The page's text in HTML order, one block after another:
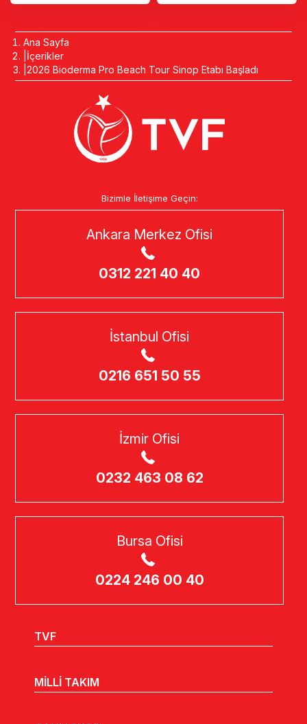
Ana Sayfa
İçerikler
2026 Bioderma Pro Beach Tour Sinop Etabı Başladı
Bizimle İletişime Geçin:
Ankara Merkez Ofisi
0312 221 40 40
İstanbul Ofisi
0216 651 50 55
İzmir Ofisi
0232 463 08 62
Bursa Ofisi
0224 246 00 40
TVF
MİLLİ TAKIM